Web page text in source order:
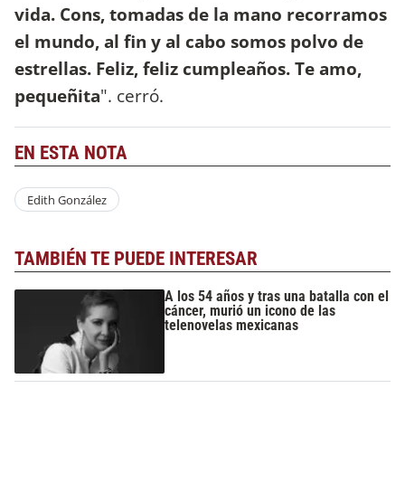
vida. Cons, tomadas de la mano recorramos
el mundo, al fin y al cabo somos polvo de
estrellas. Feliz, feliz cumpleaños. Te amo,
pequeñita". cerró.
EN ESTA NOTA
Edith González
TAMBIÉN TE PUEDE INTERESAR
A los 54 años y tras una batalla con el
cáncer, murió un icono de las
telenovelas mexicanas